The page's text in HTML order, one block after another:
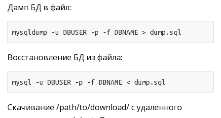
Дамп БД в файл:
mysqldump -u DBUSER -p -f DBNAME > dump.sql
Восстановление БД из файла:
mysql -u DBUSER -p -f DBNAME < dump.sql
Скачивание /path/to/download/ с удаленного